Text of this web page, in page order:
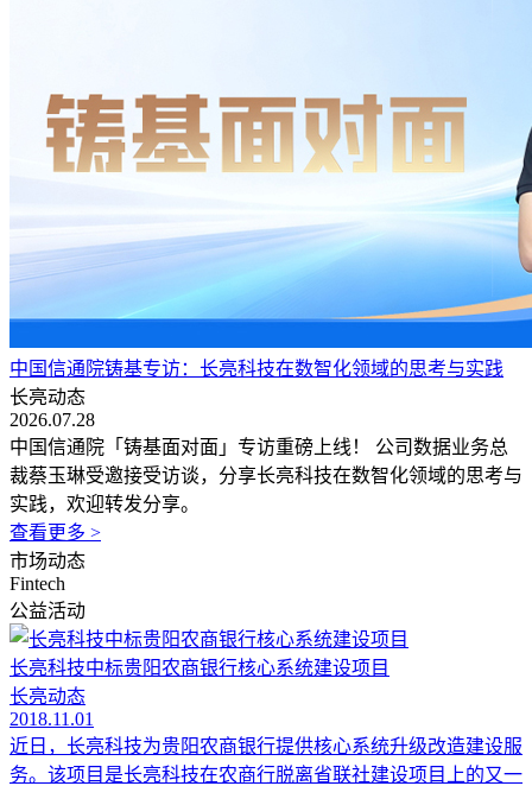
中国信通院铸基专访：长亮科技在数智化领域的思考与实践
长亮动态
2026.07.28
中国信通院「铸基面对面」专访重磅上线！ 公司数据业务总
裁蔡玉琳受邀接受访谈，分享长亮科技在数智化领域的思考与
实践，欢迎转发分享。
查看更多 >
市场动态
Fintech
公益活动
长亮科技中标贵阳农商银行核心系统建设项目
长亮动态
2018.11.01
近日，长亮科技为贵阳农商银行提供核心系统升级改造建设服
务。该项目是长亮科技在农商行脱离省联社建设项目上的又一